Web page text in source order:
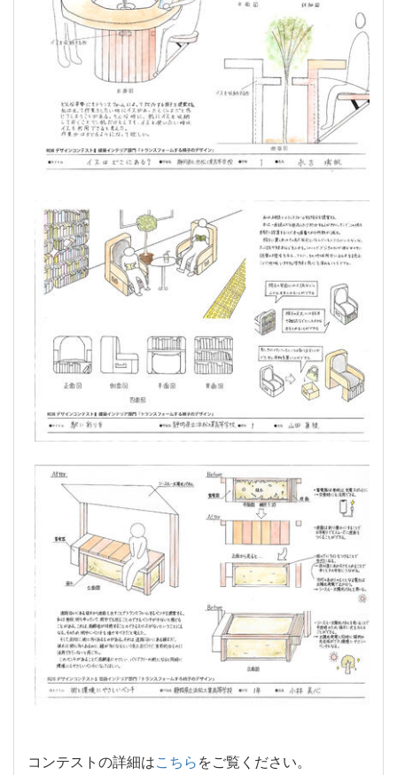
コンテストの詳細はこちら をご覧ください。